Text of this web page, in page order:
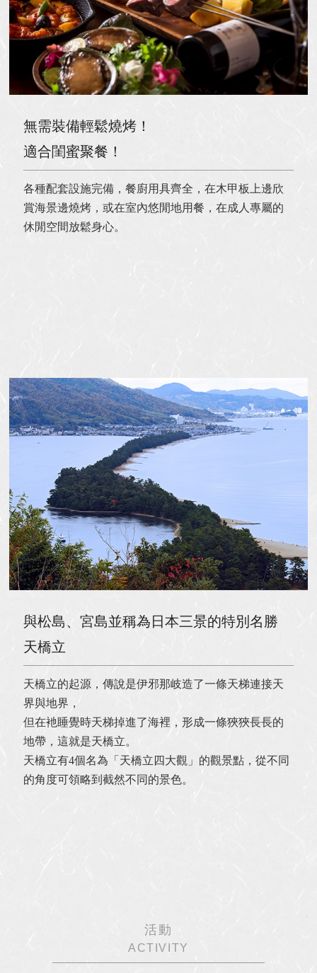
無需裝備輕鬆燒烤！
適合閨蜜聚餐！
各種配套設施完備，餐廚用具齊全，在木甲板上邊欣
賞海景邊燒烤，或在室內悠閒地用餐，在成人專屬的
休閒空間放鬆身心。
與松島、宮島並稱為日本三景的特別名勝
天橋立
天橋立的起源，傳說是伊邪那岐造了一條天梯連接天
界與地界，
但在衪睡覺時天梯掉進了海裡，形成一條狹狹長長的
地帶，這就是天橋立。
天橋立有4個名為「天橋立四大觀」的觀景點，從不同
的角度可領略到截然不同的景色。
活動
ACTIVITY